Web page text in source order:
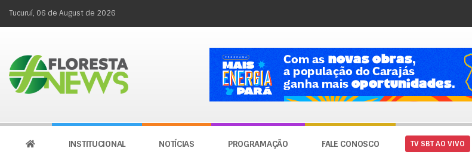
Tucuruí, 06 de August de 2026
INSTITUCIONAL NOTÍCIAS PROGRAMAÇÃO FALE CONOSCO TV SBT AO VIVO